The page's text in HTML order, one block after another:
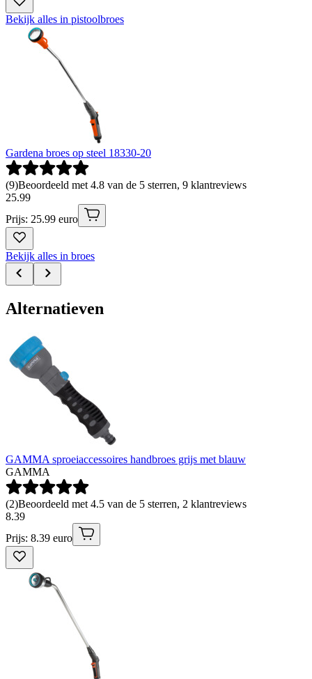
Bekijk alles in pistoolbroes
Gardena broes op steel 18330-20
(9)Beoordeeld met 4.8 van de 5 sterren, 9 klantreviews
25.99
Prijs: 25.99 euro
Bekijk alles in broes
Alternatieven
GAMMA sproeiaccessoires handbroes grijs met blauw
GAMMA
(2)Beoordeeld met 4.5 van de 5 sterren, 2 klantreviews
8.39
Prijs: 8.39 euro